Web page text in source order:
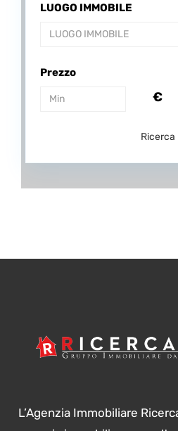
LUOGO IMMOBILE
Prezzo
€
Ricerca
L’Agenzia Immobiliare